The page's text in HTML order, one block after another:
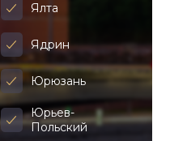
Ялта
Ядрин
Юрюзань
Юрьев-
Польский